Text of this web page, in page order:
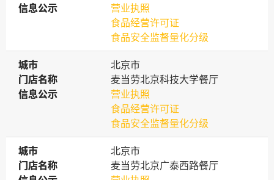
信息公示
信息公示
营业执照
食品经营许可证
食品安全监督量化分级
城市
城市
北京市
门店名称
门店名称
麦当劳北京科技大学餐厅
信息公示
信息公示
营业执照
食品经营许可证
食品安全监督量化分级
城市
城市
北京市
门店名称
门店名称
麦当劳北京广泰西路餐厅